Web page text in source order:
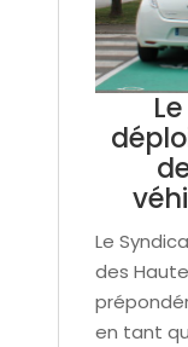
Le
des
en tant